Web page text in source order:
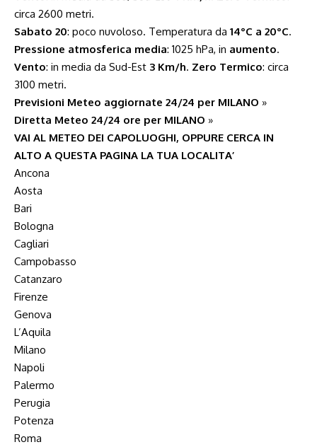
circa 2600 metri.
Sabato 20: poco nuvoloso. Temperatura da 14°C a 20°C.
Pressione atmosferica media: 1025 hPa, in aumento.
Vento: in media da Sud-Est 3 Km/h. Zero Termico: circa
3100 metri.
Previsioni Meteo aggiornate 24/24 per MILANO »
Diretta Meteo 24/24 ore per MILANO »
VAI AL METEO DEI CAPOLUOGHI, OPPURE CERCA IN
ALTO A QUESTA PAGINA LA TUA LOCALITA’
Ancona
Aosta
Bari
Bologna
Cagliari
Campobasso
Catanzaro
Firenze
Genova
L’Aquila
Milano
Napoli
Palermo
Perugia
Potenza
Roma